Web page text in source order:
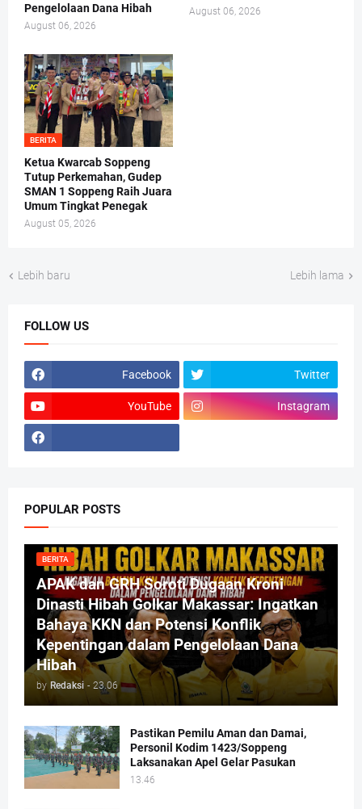
Pengelolaan Dana Hibah
August 06, 2026
August 06, 2026
BERITA
Ketua Kwarcab Soppeng
Tutup Perkemahan, Gudep
SMAN 1 Soppeng Raih Juara
Umum Tingkat Penegak
August 05, 2026
Lebih baru Lebih lama
FOLLOW US
Facebook Twitter
YouTube Instagram
POPULAR POSTS
BERITA
APAK dan GRH Soroti Dugaan Kroni
Dinasti Hibah Golkar Makassar: Ingatkan
Bahaya KKN dan Potensi Konflik
Kepentingan dalam Pengelolaan Dana
Hibah
by Redaksi - 23.06
Pastikan Pemilu Aman dan Damai,
Personil Kodim 1423/Soppeng
Laksanakan Apel Gelar Pasukan
13.46